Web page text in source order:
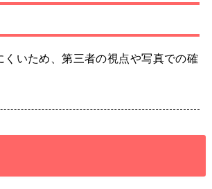
くいため、第三者の視点や写真での確